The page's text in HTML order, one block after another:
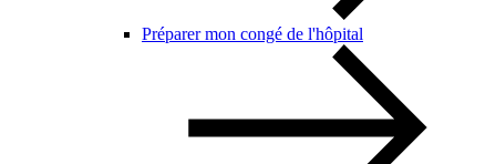
Préparer mon congé de l'hôpital